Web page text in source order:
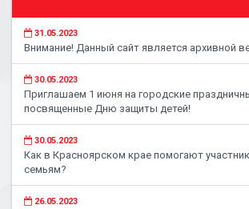
31.05.2023
Внимание! Данный сайт является архивной
30.05.2023
Приглашаем 1 июня на городские
посвященные Дню защиты детей!
30.05.2023
Как в Красноярском крае помогают
семьям?
26.05.2023